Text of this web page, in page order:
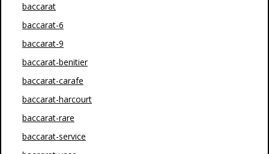
baccarat
baccarat-6
baccarat-9
baccarat-benitier
baccarat-carafe
baccarat-harcourt
baccarat-rare
baccarat-service